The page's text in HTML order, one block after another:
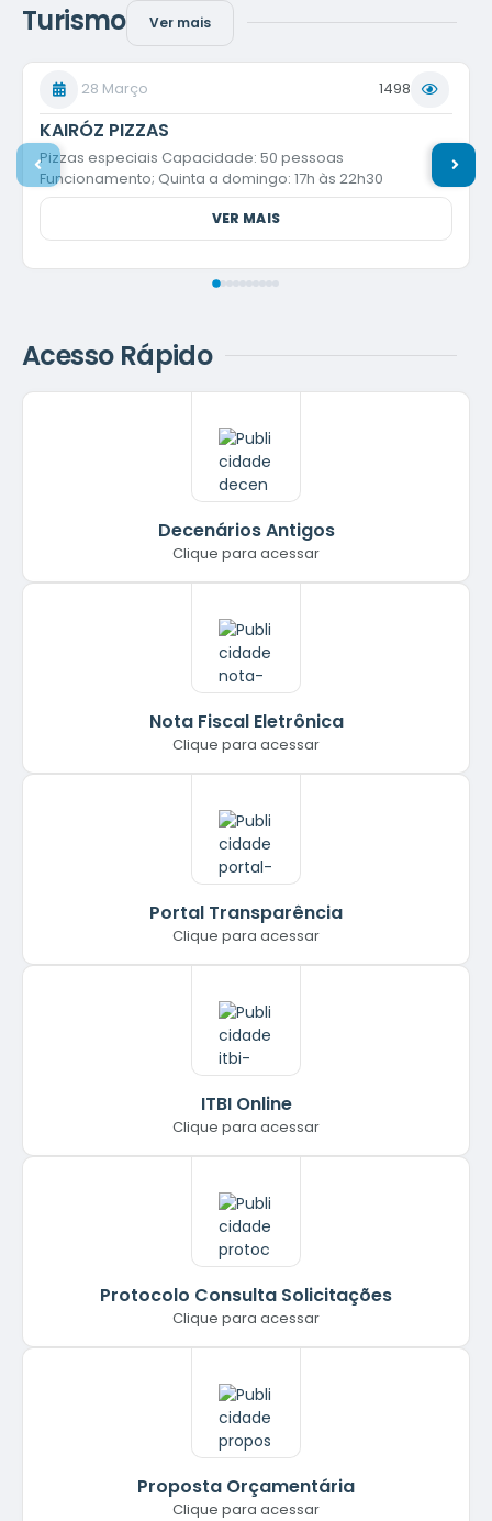
Turismo Ver mais
KAIRÓZ PIZZAS
28 Março 1498
Pizzas especiais Capacidade: 50 pessoas
Funcionamento; Quinta a domingo: 17h às 22h30
VER MAIS
Acesso Rápido
Decenários Antigos
Clique para acessar
Nota Fiscal Eletrônica
Clique para acessar
Portal Transparência
Clique para acessar
ITBI Online
Clique para acessar
Protocolo Consulta Solicitações
Clique para acessar
Proposta Orçamentária
Clique para acessar